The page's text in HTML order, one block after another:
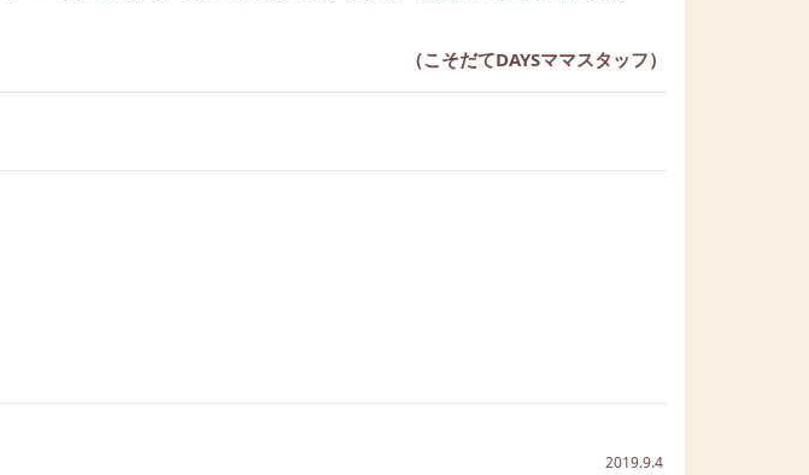
（こそだてDAYSママスタッフ）
2019.9.4